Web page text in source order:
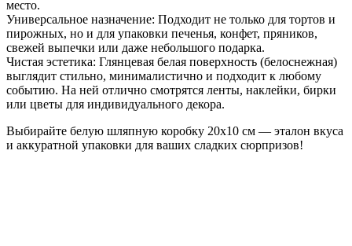
место.
Универсальное назначение: Подходит не только для тортов и
пирожных, но и для упаковки печенья, конфет, пряников,
свежей выпечки или даже небольшого подарка.
Чистая эстетика: Глянцевая белая поверхность (белоснежная)
выглядит стильно, минималистично и подходит к любому
событию. На ней отлично смотрятся ленты, наклейки, бирки
или цветы для индивидуального декора.
Выбирайте белую шляпную коробку 20х10 см — эталон вкуса
и аккуратной упаковки для ваших сладких сюрпризов!